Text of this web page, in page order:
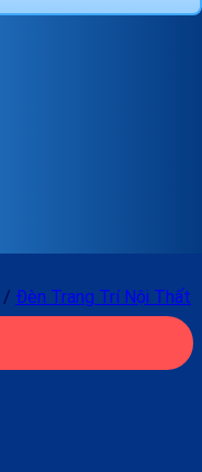
/ Đèn Trang Trí Nội Thất